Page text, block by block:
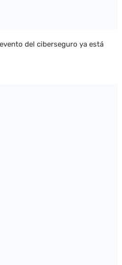
del ciberseguro ya está